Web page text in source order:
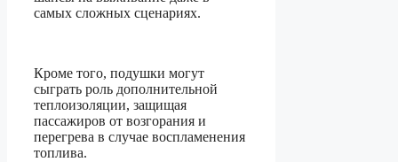
самых сложных сценариях.
Кроме того, подушки могут
сыграть роль дополнительной
теплоизоляции, защищая
пассажиров от возгорания и
перегрева в случае воспламенения
топлива.